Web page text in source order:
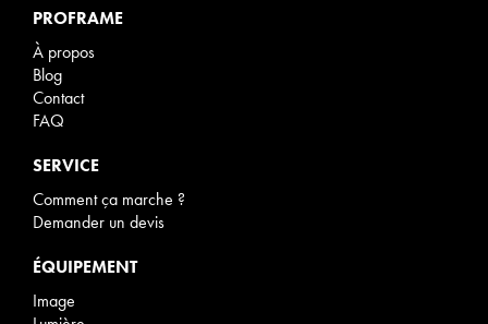
PROFRAME
À propos
Blog
Contact
FAQ
SERVICE
Comment ça marche ?
Demander un devis
ÉQUIPEMENT
Image